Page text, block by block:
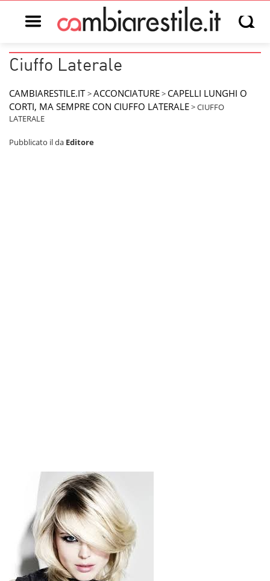
Open main menu Open
Ciuffo Laterale
CAMBIARESTILE.IT >ACCONCIATURE> CAPELLI LUNGHI O
CORTI, MA SEMPRE CON CIUFFO LATERALE>CIUFFO
LATERALE
Pubblicato ilda Editore